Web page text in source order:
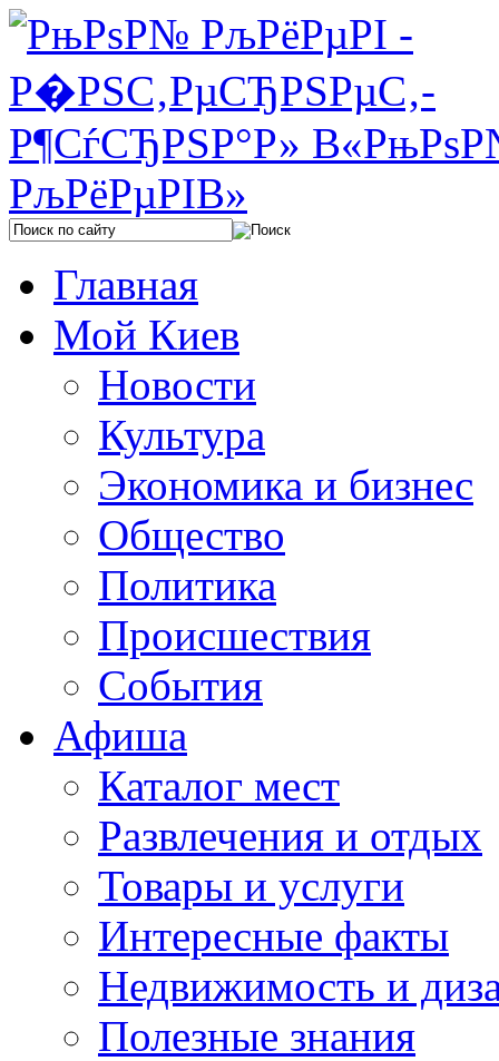
Главная
Мой Киев
Новости
Культура
Экономика и бизнес
Общество
Политика
Происшествия
События
Афиша
Каталог мест
Развлечения и отдых
Товары и услуги
Интересные факты
Недвижимость и
Полезные знания